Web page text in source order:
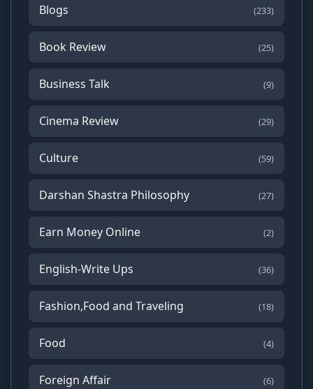
Blogs (233)
Book Review (25)
Business Talk (9)
Cinema Review (29)
Culture (59)
Darshan Shastra Philosophy (27)
Earn Money Online (2)
English-Write Ups (36)
Fashion,Food and Traveling (18)
Food (4)
Foreign Affair (6)